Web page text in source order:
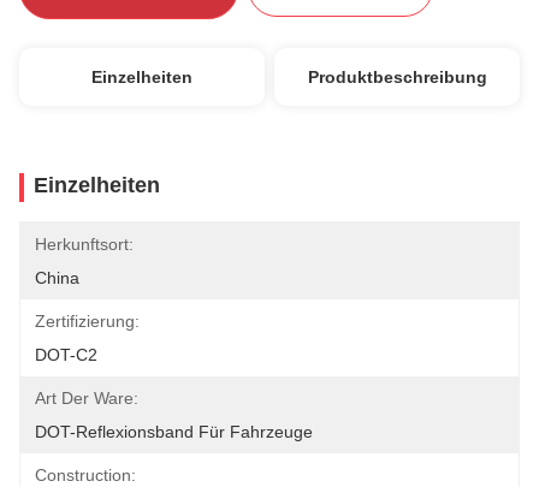
Einzelheiten Produktbeschreibung
Einzelheiten
Herkunftsort:
China
Zertifizierung:
DOT-C2
Art Der Ware:
DOT-Reflexionsband Für Fahrzeuge
Construction: